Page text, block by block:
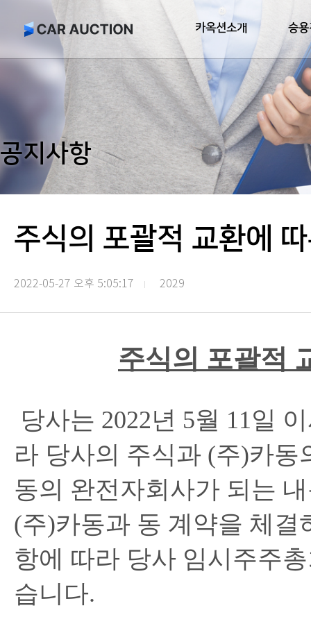
카옥션소개 승
공지사항
주식의 포괄적 교환에
2022-05-27 오후 5:05:17 2029
주식의 포괄적
당사는 2022년 5월 11일
라 당사의 주식과 (주)카동
동의 완전자회사가 되는
(주)카동과 동 계약을 체결
항에
따라 당사 임시주주
습니다.